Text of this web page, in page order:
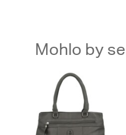
Mohlo by